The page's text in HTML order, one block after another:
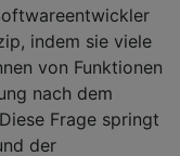
indem sie viele
von Funktionen
nach dem
Frage springt
der